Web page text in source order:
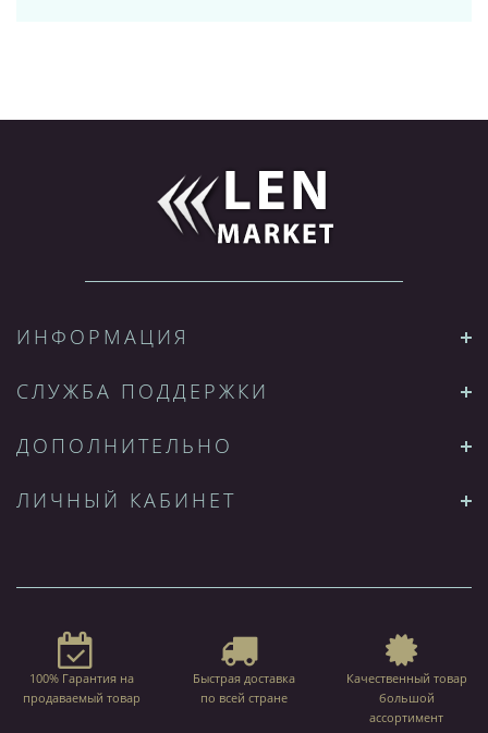
ИНФОРМАЦИЯ
СЛУЖБА ПОДДЕРЖКИ
ДОПОЛНИТЕЛЬНО
ЛИЧНЫЙ КАБИНЕТ
100% Гарантия на
продаваемый товар
Быстрая доставка
по всей стране
Качественный товар
большой
ассортимент